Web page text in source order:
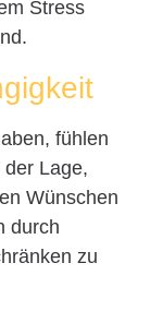
Stress
fühlen
Lage,
Wünschen
durch
zu